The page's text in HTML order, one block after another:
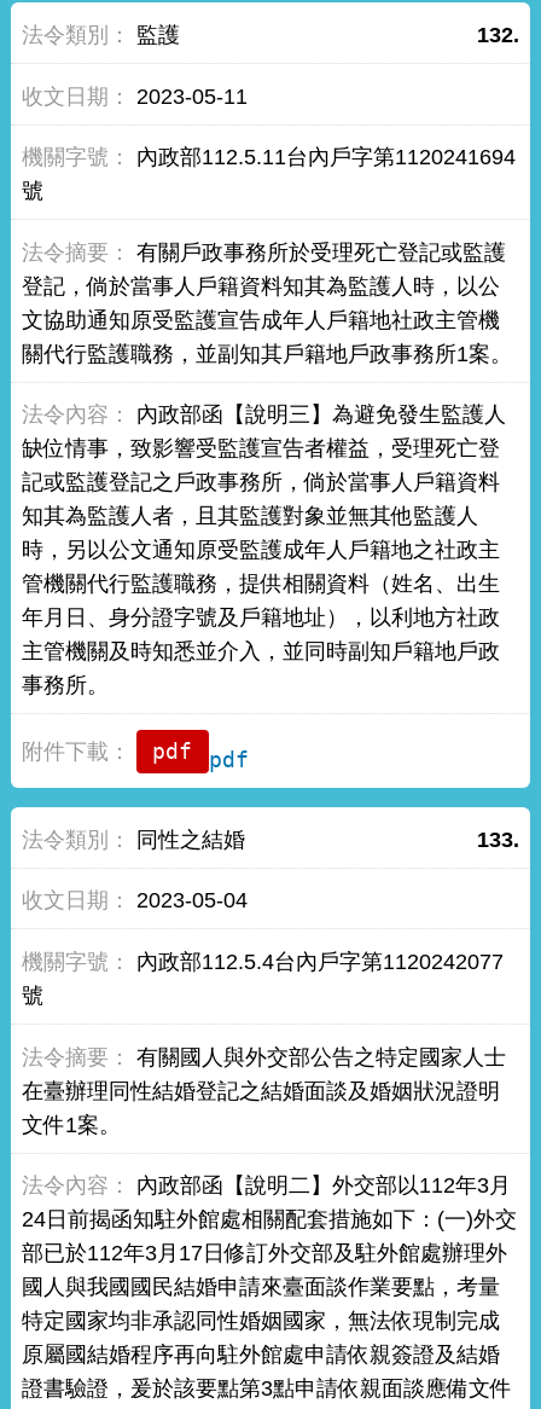
132.
監護
2023-05-11
內政部112.5.11台內戶字第1120241694
號
有關戶政事務所於受理死亡登記或監護
登記，倘於當事人戶籍資料知其為監護人時，以公
文協助通知原受監護宣告成年人戶籍地社政主管機
關代行監護職務，並副知其戶籍地戶政事務所1案。
內政部函【說明三】為避免發生監護人
缺位情事，致影響受監護宣告者權益，受理死亡登
記或監護登記之戶政事務所，倘於當事人戶籍資料
知其為監護人者，且其監護對象並無其他監護人
時，另以公文通知原受監護成年人戶籍地之社政主
管機關代行監護職務，提供相關資料（姓名、出生
年月日、身分證字號及戶籍地址），以利地方社政
主管機關及時知悉並介入，並同時副知戶籍地戶政
事務所。
pdf
133.
同性之結婚
2023-05-04
內政部112.5.4台內戶字第1120242077
號
有關國人與外交部公告之特定國家人士
在臺辦理同性結婚登記之結婚面談及婚姻狀況證明
文件1案。
內政部函【說明二】外交部以112年3月
24日前揭函知駐外館處相關配套措施如下：(一)外交
部已於112年3月17日修訂外交部及駐外館處辦理外
國人與我國國民結婚申請來臺面談作業要點，考量
特定國家均非承認同性婚姻國家，無法依現制完成
原屬國結婚程序再向駐外館處申請依親簽證及結婚
證書驗證，爰於該要點第3點申請依親面談應備文件